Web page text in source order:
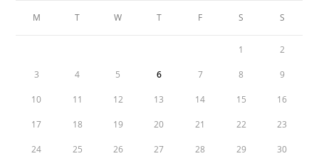
M T W T F S S
1 2
3 4 5 6 7 8 9
10 11 12 13 14 15 16
17 18 19 20 21 22 23
24 25 26 27 28 29 30